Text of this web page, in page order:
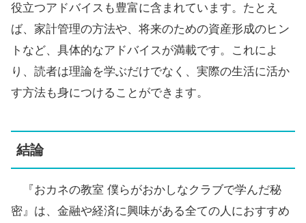
役立つアドバイスも豊富に含まれています。たとえ
ば、家計管理の方法や、将来のための資産形成のヒン
トなど、具体的なアドバイスが満載です。これによ
り、読者は理論を学ぶだけでなく、実際の生活に活か
す方法も身につけることができます。
結論
『おカネの教室 僕らがおかしなクラブで学んだ秘
密』は、金融や経済に興味がある全ての人におすすめ